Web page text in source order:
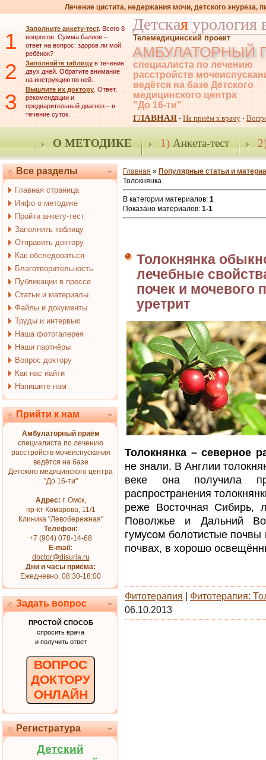
Лечение цистита, недержания мочи, детского энуреза,
1 Заполните анкету-тест. Всего 8
вопросов. Сумма баллов –
ответ на вопрос: здоров ли мой
ребёнок?
2 Заполняйте таблицу в течение
двух дней. Обратите внимание
на инструкцию по ней.
3 Вышлите их доктору. Ответ,
рекомендации и
предварительный диагноз – в
течение суток.
Детская урология
Телемедицинский проект
АМБУЛАТОРНЫЙ
специалиста по лечению
расстройств
ведётся на базе Детского
медицинского центра
"До 16-ти"
ГЛАВНАЯ · На приём к врачу ·
О МЕТОДИКЕ 1)Анкета-тест
Все разделы
Главная страница
Инфо о методике
Пройти анкету-тест
Заполнить таблицу
Отправить доктору
Как обследоваться
Благотворительность
Публикации в прессе
Статьи и материалы
Файлы и документы
Труды и интервью
Наша фотогалерея
Наши партнёры
Вопрос доктору
Как нас найти
Напишите нам
Прийти к нам
Амбулаторный приём
специалиста по лечению
расстройств мочеиспускания
ведётся на базе
Детского медицинского центра
"До 16-ти"
Адрес: г. Омск,
пр-кт Комарова, 11/1
Клиника "Левобережная"
Телефон:
+7 (904) 078-14-68
E-mail:
doctor@disuria.ru
Дни и часы приёма:
Ежедневно, 08:30-18:00
Задать вопрос
ПРОСТОЙ СПОСОБ
спросить врача
и получить ответ
ВОПРОС
ДОКТОРУ
ОНЛАЙН
Регистратура
Детский
Главная » Популярные статьи и
Толокнянка
В категории материалов: 1
Показано материалов: 1-1
Толокнянка
лечебные
почек и мочевого
уретрит
Толокнянка – северное
не знали. В Англии
веке она получила
распространения
реже Восточная Сибирь,
Поволжье и Дальний
гумусом болотистые
почвах, в хорошо
Фитотерапия
Фитотерапия:
06.10.2013